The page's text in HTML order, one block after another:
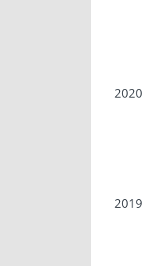
2020
2019